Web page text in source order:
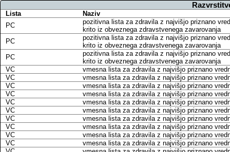
Lista
Naziv
PC
pozitivna lista za zdravila z najvišjo priznano
krito iz obveznega zdravstvenega zavarovanja
PC
pozitivna lista za zdravila z najvišjo priznano
krito iz obveznega zdravstvenega zavarovanja
PC
pozitivna lista za zdravila z najvišjo priznano
krito iz obveznega zdravstvenega zavarovanja
VC
vmesna lista za zdravila z najvišjo priznano
VC
vmesna lista za zdravila z najvišjo priznano
VC
vmesna lista za zdravila z najvišjo priznano
VC
vmesna lista za zdravila z najvišjo priznano
VC
vmesna lista za zdravila z najvišjo priznano
VC
vmesna lista za zdravila z najvišjo priznano
VC
vmesna lista za zdravila z najvišjo priznano
VC
vmesna lista za zdravila z najvišjo priznano
VC
vmesna lista za zdravila z najvišjo priznano
VC
vmesna lista za zdravila z najvišjo priznano